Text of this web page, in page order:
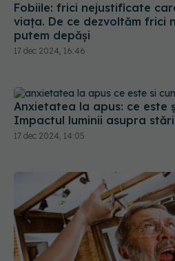
Fobiile: frici nejustificate
viața. De ce dezvoltăm frici
putem depăși
17 dec 2024, 16:46
Anxietatea la apus: ce este
Impactul luminii asupra
17 dec 2024, 14:05